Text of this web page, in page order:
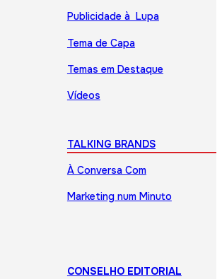
Publicidade à Lupa
Tema de Capa
Temas em Destaque
Vídeos
TALKING BRANDS
À Conversa Com
Marketing num Minuto
CONSELHO EDITORIAL